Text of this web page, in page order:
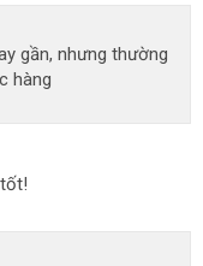
gần, nhưng thường
hàng